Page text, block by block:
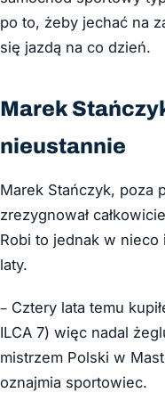
po to, żeby jechać na
się jazdą na co dzień.
Marek
nieustannie
Marek Stańczyk, poza
zrezygnował
Robi to jednak w
laty.
– Cztery lata temu
ILCA 7) więc nadal
mistrzem Polski w
oznajmia sportowiec.